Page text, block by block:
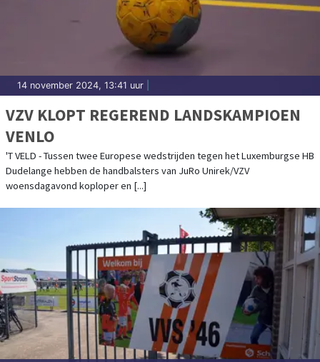
14 november 2024, 13:41 uur
VZV KLOPT REGEREND LANDSKAMPIOEN
VENLO
'T VELD - Tussen twee Europese wedstrijden tegen het Luxemburgse HB
Dudelange hebben de handbalsters van JuRo Unirek/VZV
woensdagavond koploper en [...]